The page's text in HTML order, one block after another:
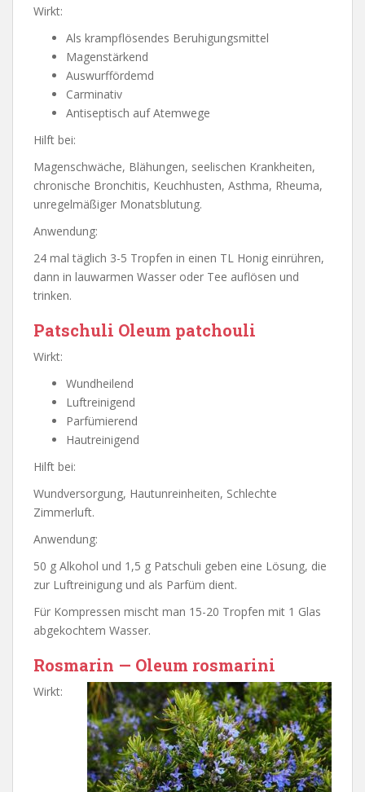
Wirkt:
Als krampflösendes Beruhigungsmittel
Magenstärkend
Auswurffördemd
Carminativ
Antiseptisch auf Atemwege
Hilft bei:
Magenschwäche, Blähungen, seelischen Krankheiten,
chronische Bronchitis, Keuchhusten, Asthma, Rheuma,
unregelmäßiger Monatsblutung.
Anwendung:
24 mal täglich 3-5 Tropfen in einen TL Honig einrühren,
dann in lauwarmen Wasser oder Tee auflösen und
trinken.
Patschuli Oleum patchouli
Wirkt:
Wundheilend
Luftreinigend
Parfümierend
Hautreinigend
Hilft bei:
Wundversorgung, Hautunreinheiten, Schlechte
Zimmerluft.
Anwendung:
50 g Alkohol und 1,5 g Patschuli geben eine Lösung, die
zur Luftreinigung und als Parfüm dient.
Für Kompressen mischt man 15-20 Tropfen mit 1 Glas
abgekochtem Wasser.
Rosmarin — Oleum rosmarini
Wirkt: